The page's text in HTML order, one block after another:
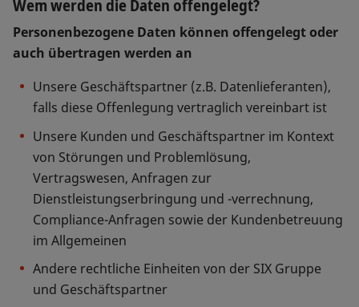
Wem werden die Daten offengelegt?
Personenbezogene Daten können offengelegt oder
auch übertragen werden an
Unsere Geschäftspartner (z.B. Datenlieferanten),
falls diese Offenlegung vertraglich vereinbart ist
Unsere Kunden und Geschäftspartner im Kontext
von Störungen und Problemlösung,
Vertragswesen, Anfragen zur
Dienstleistungserbringung und -verrechnung,
Compliance-Anfragen sowie der Kundenbetreuung
im Allgemeinen
Andere rechtliche Einheiten von der SIX Gruppe
und Geschäftspartner